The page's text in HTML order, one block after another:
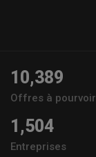
10,389
Offres à pourvoir
1,504
Entreprises